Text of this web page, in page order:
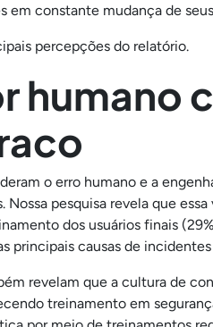
em constante mudança de
percepções do relatório.
humano
o erro humano e a
Nossa pesquisa revela que
dos usuários finais
principais causas de
revelam que a cultura de
treinamento em